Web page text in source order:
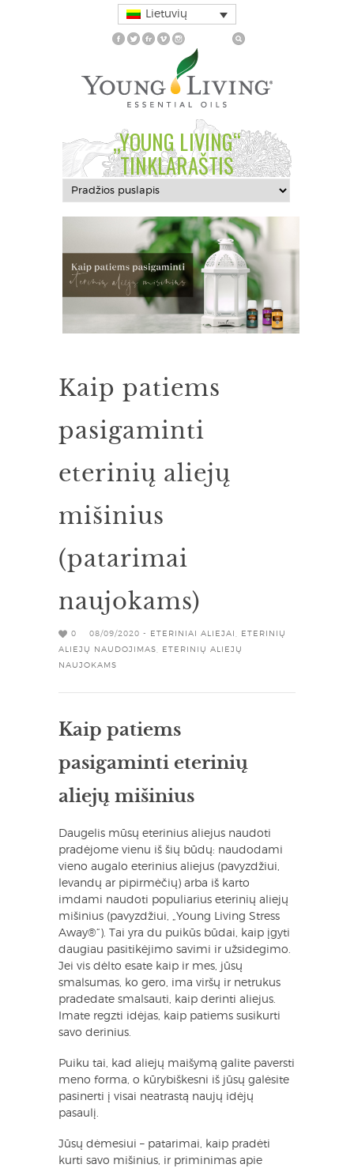
Lietuvių
„YOUNG LIVING“
TINKLARAŠTIS
Kaip patiems
pasigaminti
eterinių aliejų
mišinius
(patarimai
naujokams)
0 08/09/2020 - ETERINIAI ALIEJAI
ETERINIŲ
ALIEJŲ NAUDOJIMAS
ETERINIŲ ALIEJŲ
NAUJOKAMS
Kaip patiems
pasigaminti eterinių
aliejų mišinius
Daugelis mūsų eterinius aliejus naudoti
pradėjome vienu iš šių būdų: naudodami
vieno augalo eterinius aliejus (pavyzdžiui,
levandų ar pipirmėčių) arba iš karto
imdami naudoti populiarius eterinių aliejų
mišinius (pavyzdžiui, „Young Living Stress
Away®“). Tai yra du puikūs būdai, kaip įgyti
daugiau pasitikėjimo savimi ir užsidegimo.
Jei vis dėlto esate kaip ir mes, jūsų
smalsumas, ko gero, ima viršų ir netrukus
pradedate smalsauti, kaip derinti aliejus.
Imate regzti idėjas, kaip patiems susikurti
savo derinius.
Puiku tai, kad aliejų maišymą galite paversti
meno forma, o kūrybiškesni iš jūsų galėsite
pasinerti į visai neatrastą naujų idėjų
pasaulį.
Jūsų dėmesiui – patarimai, kaip pradėti
kurti savo mišinius, ir priminimas apie